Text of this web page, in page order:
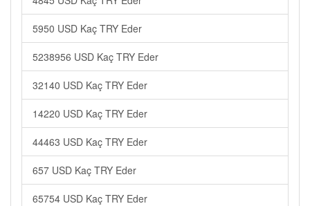
5950 USD Kaç TRY Eder
5238956 USD Kaç TRY Eder
32140 USD Kaç TRY Eder
14220 USD Kaç TRY Eder
44463 USD Kaç TRY Eder
657 USD Kaç TRY Eder
65754 USD Kaç TRY Eder